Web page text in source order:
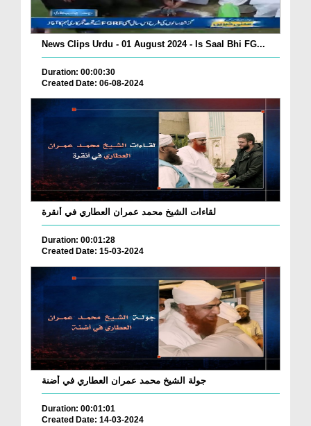
News Clips Urdu - 01 August 2024 - Is Saal Bhi FG...
Duration: 00:00:30
Created Date: 06-08-2024
لقاءات الشيخ محمد عمران العطاري في أنقرة
Duration: 00:01:28
Created Date: 15-03-2024
جولة الشيخ محمد عمران العطاري في أضنة
Duration: 00:01:01
Created Date: 14-03-2024